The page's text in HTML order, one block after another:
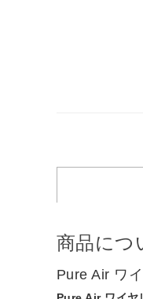
商品につ
Pure Air ワ